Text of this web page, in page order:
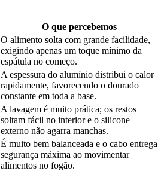
O que percebemos
O alimento solta com grande facilidade,
exigindo apenas um toque mínimo da
espátula no começo.
A espessura do alumínio distribui o calor
rapidamente, favorecendo o dourado
constante em toda a base.
A lavagem é muito prática; os restos
soltam fácil no interior e o silicone
externo não agarra manchas.
É muito bem balanceada e o cabo entrega
segurança máxima ao movimentar
alimentos no fogão.